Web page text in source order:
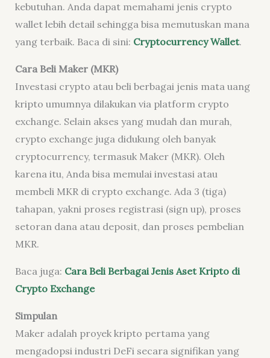
kebutuhan. Anda dapat memahami jenis crypto
wallet lebih detail sehingga bisa memutuskan mana
yang terbaik. Baca di sini: Cryptocurrency Wallet.
Cara Beli Maker (MKR)
Investasi crypto atau beli berbagai jenis mata uang
kripto umumnya dilakukan via platform crypto
exchange. Selain akses yang mudah dan murah,
crypto exchange juga didukung oleh banyak
cryptocurrency, termasuk Maker (MKR). Oleh
karena itu, Anda bisa memulai investasi atau
membeli MKR di crypto exchange. Ada 3 (tiga)
tahapan, yakni proses registrasi (sign up), proses
setoran dana atau deposit, dan proses pembelian
MKR.
Baca juga: Cara Beli Berbagai Jenis Aset Kripto di
Crypto Exchange
Simpulan
Maker adalah proyek kripto pertama yang
mengadopsi industri DeFi secara signifikan yang